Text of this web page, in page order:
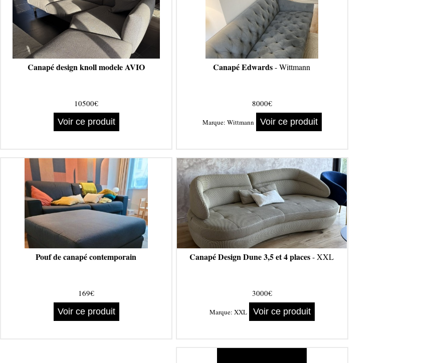
Canapé design knoll modele AVIO
10500€
Voir ce produit
Canapé Edwards- Wittmann
8000€
Marque: Wittmann Voir ce produit
Pouf de canapé contemporain
169€
Voir ce produit
Canapé Design Dune 3,5 et 4 places- XXL
3000€
Marque: XXL Voir ce produit